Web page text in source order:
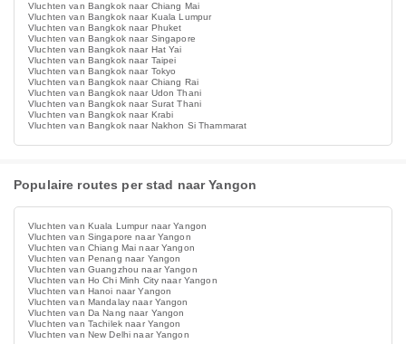
Vluchten van Bangkok naar Chiang Mai
Vluchten van Bangkok naar Kuala Lumpur
Vluchten van Bangkok naar Phuket
Vluchten van Bangkok naar Singapore
Vluchten van Bangkok naar Hat Yai
Vluchten van Bangkok naar Taipei
Vluchten van Bangkok naar Tokyo
Vluchten van Bangkok naar Chiang Rai
Vluchten van Bangkok naar Udon Thani
Vluchten van Bangkok naar Surat Thani
Vluchten van Bangkok naar Krabi
Vluchten van Bangkok naar Nakhon Si Thammarat
Populaire routes per stad naar Yangon
Vluchten van Kuala Lumpur naar Yangon
Vluchten van Singapore naar Yangon
Vluchten van Chiang Mai naar Yangon
Vluchten van Penang naar Yangon
Vluchten van Guangzhou naar Yangon
Vluchten van Ho Chi Minh City naar Yangon
Vluchten van Hanoi naar Yangon
Vluchten van Mandalay naar Yangon
Vluchten van Da Nang naar Yangon
Vluchten van Tachilek naar Yangon
Vluchten van New Delhi naar Yangon